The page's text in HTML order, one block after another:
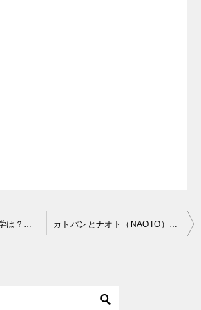
いとうあさこの出身大学は？中学高校は難関お嬢様学校【画像】 カトパンとナオト（NAOTO）の馴れ初めは？共演番組も調査！